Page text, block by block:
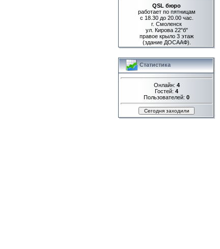
QSL бюро
работает по пятницам
с 18.30 до 20.00 час.
г. Смоленск
ул. Кирова 22"б"
правое крыло 3 этаж
(здание ДОСААФ).
Статистика
Онлайн: 4
Гостей: 4
Пользователей: 0